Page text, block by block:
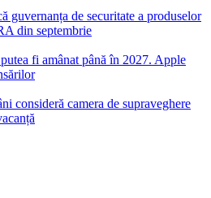
guvernanța de securitate a produselor
din septembrie
fi amânat până în 2027. Apple
consideră camera de supraveghere